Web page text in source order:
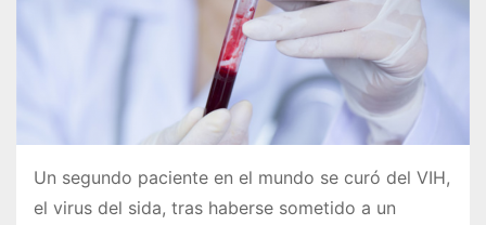
Un segundo paciente en el mundo se curó del VIH,
el virus del sida, tras haberse sometido a un